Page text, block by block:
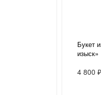
Букет
изыск»
4 800